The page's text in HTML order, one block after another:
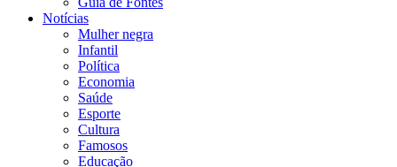
Notícias
Mulher negra
Infantil
Política
Economia
Saúde
Esporte
Cultura
Famosos
Educação